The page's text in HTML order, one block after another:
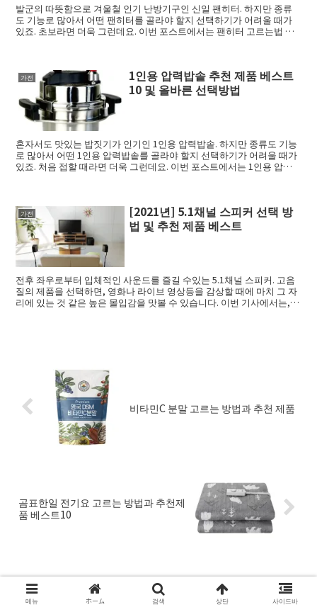
발군의 따뜻함으로 겨울철 인기 난방기구인 신일 팬히터. 하지만 종류
도 기능로 많아서 어떤 팬히터를 골라야 할지 선택하기가 어려울 때가
있죠. 초보라면 더욱 그런데요. 이번 포스트에서는 팬히터 고르는법 그
가전
1인용 압력밥솥 추천 제품 베스트
10 및 올바른 선택방법
혼자서도 맛있는 밥짓기가 인기인 1인용 압력밥솥. 하지만 종류도 기능
로 많아서 어떤 1인용 압력밥솥를 골라야 할지 선택하기가 어려울 때가
있죠. 처음 접할 때라면 더욱 그런데요. 이번 포스트에서는 1인용 압력
가전
[2021년] 5.1채널 스피커 선택 방
법 및 추천 제품 베스트
전후 좌우로부터 입체적인 사운드를 즐길 수있는 5.1채널 스피커. 고음
질의 제품을 선택하면, 영화나 라이브 영상등을 감상할 때에 마치 그 자
리에 있는 것 같은 높은 몰입감을 맛볼 수 있습니다. 이번 기사에서는,
비타민C 분말 고르는 방법과 추천 제품
곰표한일 전기요 고르는 방법과 추천제
품 베스트10
ホーム 가전
메뉴 ホーム 검색 상단 사이드바